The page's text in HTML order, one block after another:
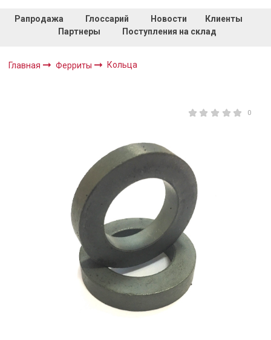
Рапродажа Глоссарий Новости
Клиенты
Партнеры
Поступления на склад
Главная Ферриты Кольца
0